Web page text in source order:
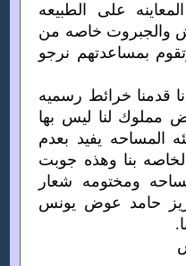
على الطبيعه
والجبروت خاصه من
بمساعدتهم نرجو
قدمنا خرائط رسميه
مملوك لنا ليس بها
يفيد بعدم
بنا وهذه جوبت
ومختومه شعار
حامد عوض يونس